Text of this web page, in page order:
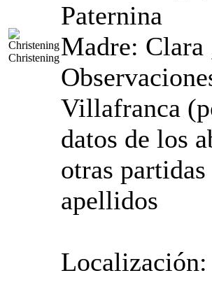
Christening
Paternina
Madre:
Villafranca ‏(por vía paterna)‏.No constan
datos de los
otras
apellidos
Localización: